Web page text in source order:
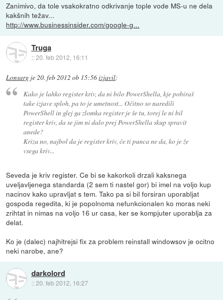
Zanimivo, da tole vsakokratno odkrivanje tople vode MS-u ne dela
kakšnih težav...
http://www.businessinsider.com/google-g...
Truga
::20. feb 2012, 16:11
Lonsarg je 20. feb 2012 ob 15:56izjavil:
Kako je lahko register kriv, da ni bilo PowerShella, kje pobiraš
take izjave sploh, pa to je umetnost... Očitno so naredili
PowerShell in glej ga zlomka register je še tu, torej le ni bil
register kriv, da se jim ni dalo prej PowerShella skup spravit
anede?
Kriza no, najbol da je register kriv, če ti punca ne da, ko je že
vsega kriv...
Seveda je kriv register. Ce bi se kakorkoli drzali kaksnega
uveljavljenega standarda (2 sem ti nastel gor) bi imel na voljo kup
nacinov kako upravljat s tem. Tako pa si bil forsiran uporabljat
gospoda regedita, ki je popolnoma nefunkcionalen ko moras neki
zrihtat in nimas na voljo 16 ur casa, ker se kompjuter uporablja za
delat.
Ko je (dalec) najhitrejsi fix za problem reinstall windowsov je ocitno
neki narobe, ane?
darkolord
::20. feb 2012, 16:27